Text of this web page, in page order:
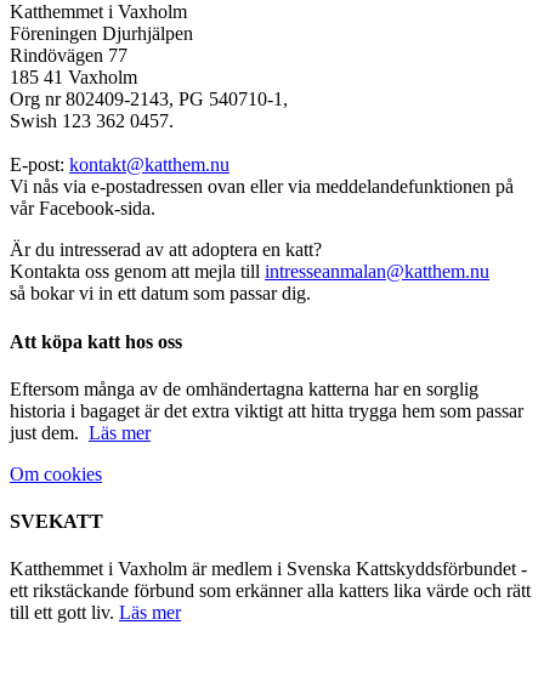
Katthemmet i Vaxholm
Föreningen Djurhjälpen
Rindövägen 77
185 41 Vaxholm
Org nr 802409-2143, PG 540710-1,
Swish 123 362 0457.
E-post: kontakt@katthem.nu
Vi nås via e-postadressen ovan eller via meddelandefunktionen på
vår Facebook-sida.
Är du intresserad av att adoptera en katt?
Kontakta oss genom att mejla till intresseanmalan@katthem.nu
så bokar vi in ett datum som passar dig.
Att köpa katt hos oss
Eftersom många av de omhändertagna katterna har en sorglig
historia i bagaget är det extra viktigt att hitta trygga hem som passar
just dem. Läs mer
Om cookies
SVEKATT
Katthemmet i Vaxholm är medlem i Svenska Kattskyddsförbundet -
ett rikstäckande förbund som erkänner alla katters lika värde och rätt
till ett gott liv. Läs mer